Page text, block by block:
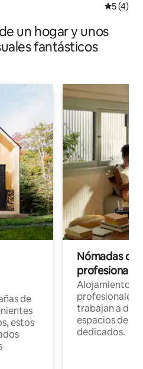
5 (4)
un hogar y unos
fantásticos
de
estos
Nómadas
Alojamientos
profesionales
trabajan a
espacios de
dedicados.